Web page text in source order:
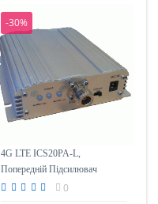
-30%
4G LTE ICS20PA-L,
Попередній Підсилювач
0